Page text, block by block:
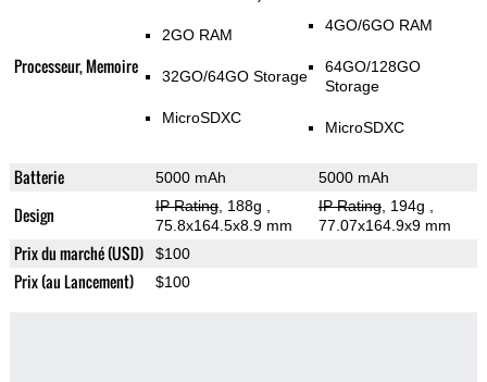
Processeur, Memoire
2GO RAM
32GO/64GO Storage
MicroSDXC
4GO/6GO RAM
64GO/128GO
Storage
MicroSDXC
Batterie 5000 mAh 5000 mAh
Design IP Rating, 188g
75.8x164.5x8.9 mm
IP Rating, 194g
77.07x164.9x9 mm
Prix du marché (USD) $100
Prix (au Lancement) $100